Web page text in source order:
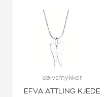
Sølvsmykker
EFVA ATTLING KJEDE